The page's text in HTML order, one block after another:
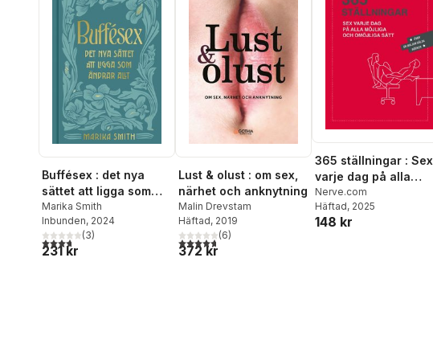
Buffésex : det nya
sättet att ligga som
ändrar allt
Marika Smith
Inbunden, 2024
3,7utav 5 stjärnor. Totalt antal röster:
(3)
231 kr
Lust & olust : om sex,
närhet och anknytning
Malin Drevstam
Häftad, 2019
4,7utav 5 stjärnor. Totalt antal röster:
(6)
372 kr
365 ställningar : Sex
varje dag på alla
möjliga och omöjliga
sätt
Nerve.com
Häftad, 2025
148 kr